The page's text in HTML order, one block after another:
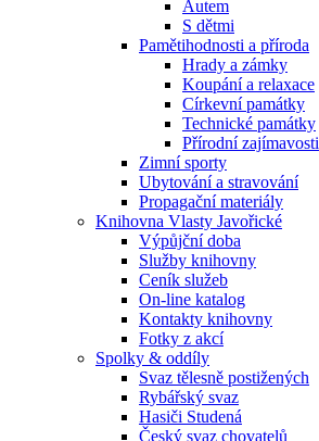
Autem
S dětmi
Pamětihodnosti a příroda
Hrady a zámky
Koupání a relaxace
Církevní památky
Technické památky
Přírodní zajímavosti
Zimní sporty
Ubytování a stravování
Propagační materiály
Knihovna Vlasty Javořické
Výpůjční doba
Služby knihovny
Ceník služeb
On-line katalog
Kontakty knihovny
Fotky z akcí
Spolky & oddíly
Svaz tělesně postižených
Rybářský svaz
Hasiči Studená
Český svaz chovatelů